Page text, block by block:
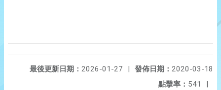
發佈日期： 2020-03-18
最後更新日期： 2026-01-27
|
點擊率： 541 |